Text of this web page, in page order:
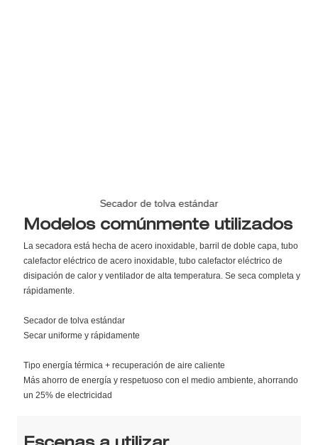
Modelos comúnmente utilizados
La secadora está hecha de acero inoxidable, barril de doble capa, tubo
calefactor eléctrico de acero inoxidable, tubo calefactor eléctrico de
disipación de calor y ventilador de alta temperatura. Se seca completa y
rápidamente.
Secador de tolva estándar
Secar uniforme y rápidamente
Tipo energía térmica + recuperación de aire caliente
Más ahorro de energía y respetuoso con el medio ambiente, ahorrando
un 25% de electricidad
Secador de tolva estándar